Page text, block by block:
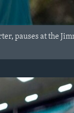
pauses at the